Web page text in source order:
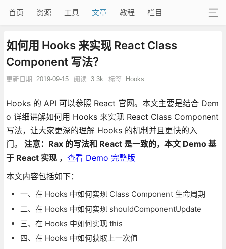
首页 资源 工具 文章 教程 栏目
如何用 Hooks 来实现 React Class
Component 写法？
更新日期: 2019-09-15 阅读: 3.3k 标签: Hooks
Hooks 的 API 可以参照 React 官网。本文主要是结合 Dem
o 详细讲解如何用 Hooks 来实现 React Class Component
写法，让大家更深的理解 Hooks 的机制并且更快的入
门。
注意：Rax 的写法和 React 是一致的，本文 Demo 基
于 React 实现 ， 查看 Demo 完整版
本文内容包括如下：
一、在 Hooks 中如何实现 Class Component 生命周期
二、在 Hooks 中如何实现 shouldComponentUpdate
三、在 Hooks 中如何实现 this
四、在 Hooks 中如何获取上一次值